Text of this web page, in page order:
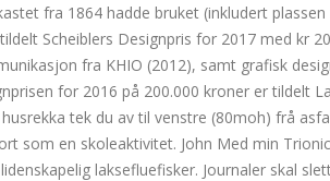
fra 1864 hadde bruket (inkludert
Scheiblers Designpris for 2017 med kr
fra KHIO (2012), samt grafisk
for 2016 på 200.000 kroner er tildelt
tek du av til venstre (80moh) frå
som en skoleaktivitet. John Med min
laksefluefisker. Journaler skal